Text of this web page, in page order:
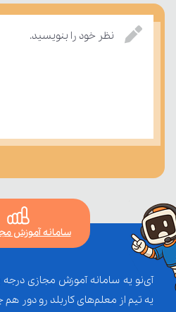
نظر خود را بنویسید.
سامانه آموزش
آی‌نو یه سامانه آموزش مجازی
یه تیم از معلم‌‌های کاربلد رو دور هم